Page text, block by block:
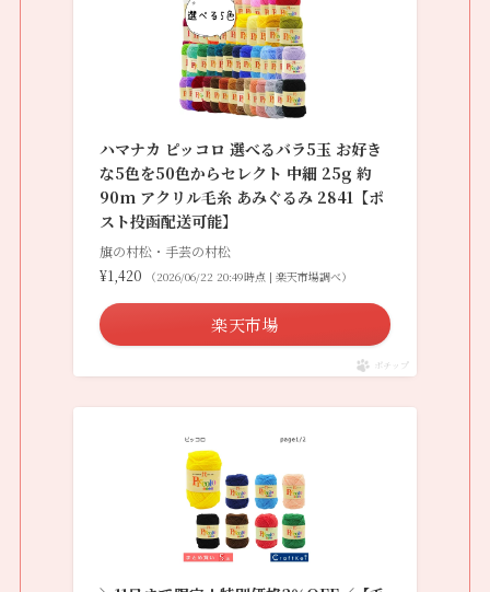
ハマナカ ピッコロ 選べるバラ5玉 お好き
な5色を50色からセレクト 中細 25g 約
90m アクリル毛糸 あみぐるみ 2841【ポ
スト投函配送可能】
旗の村松・手芸の村松
¥1,420
（2026/06/22 20:49時点 | 楽天市場調べ）
楽天市場
ポチップ